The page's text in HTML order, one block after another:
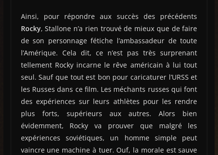
Ainsi, pour répondre aux succès des précédents
Rocky, Stallone n’a rien trouvé de mieux que de faire
de son personnage fétiche l’ambassadeur de toute
l’Amérique. Cela dit, ce n’est pas très surprenant
tellement Rocky incarne le rêve américain à lui tout
seul. Sauf que tout est bon pour caricaturer l’URSS et
les Russes dans ce film. Les méchants russes qui font
des expériences sur leurs athlètes pour les rendre
plus forts, supérieurs aux autres. Alors bien
évidemment, Rocky va prouver que malgré les
expériences soviétiques, un homme simple peut
vaincre une machine à tuer. Ouf, la morale est sauve